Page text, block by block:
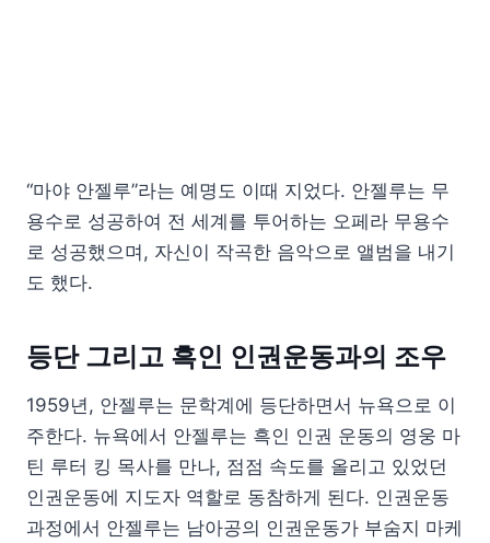
“마야 안젤루”라는 예명도 이때 지었다. 안젤루는 무
용수로 성공하여 전 세계를 투어하는 오페라 무용수
로 성공했으며, 자신이 작곡한 음악으로 앨범을 내기
도 했다.
등단 그리고 흑인 인권운동과의 조우
1959년, 안젤루는 문학계에 등단하면서 뉴욕으로 이
주한다. 뉴욕에서 안젤루는 흑인 인권 운동의 영웅 마
틴 루터 킹 목사를 만나, 점점 속도를 올리고 있었던
인권운동에 지도자 역할로 동참하게 된다. 인권운동
과정에서 안젤루는 남아공의 인권운동가 부숨지 마케